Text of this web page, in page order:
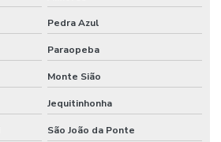
Pedra Azul
Paraopeba
Monte Sião
Jequitinhonha
São João da Ponte